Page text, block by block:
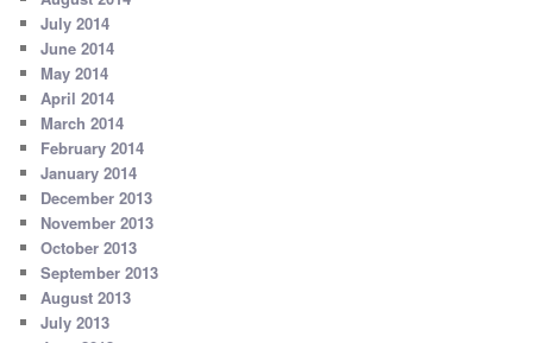
July 2014
June 2014
May 2014
April 2014
March 2014
February 2014
January 2014
December 2013
November 2013
October 2013
September 2013
August 2013
July 2013